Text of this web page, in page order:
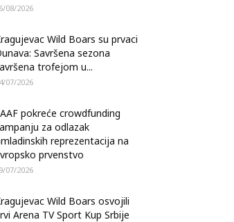
08/2026
Wild Boars su prvaci
Savršena sezona
trofejom u...
07/2026
pokreće crowdfunding
za odlazak
reprezentacija na
prvenstvo
07/2026
Wild Boars osvojili
Arena TV Sport Kup Srbije